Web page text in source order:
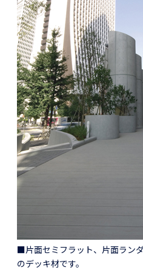
■片面セミフラット、片面ラン
のデッキ材です。